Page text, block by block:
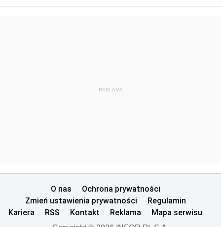
REKLAMA
O nas
Ochrona prywatności
Zmień ustawienia prywatności
Regulamin
Kariera
RSS Kontakt Reklama Mapa serwisu